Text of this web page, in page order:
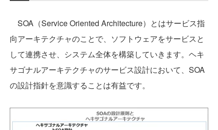
SOA（Service Oriented Architecture）とはサービス指
向アーキテクチャのことで、ソフトウェアをサービスと
して連携させ、システム全体を構築していきます。ヘキ
サゴナルアーキテクチャのサービス設計において、SOA
の設計指針を意識することは有益です。